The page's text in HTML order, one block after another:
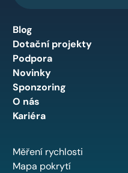
Blog
Dotační projekty
Podpora
Novinky
Sponzoring
O nás
Kariéra
Měření rychlosti
Mapa pokrytí